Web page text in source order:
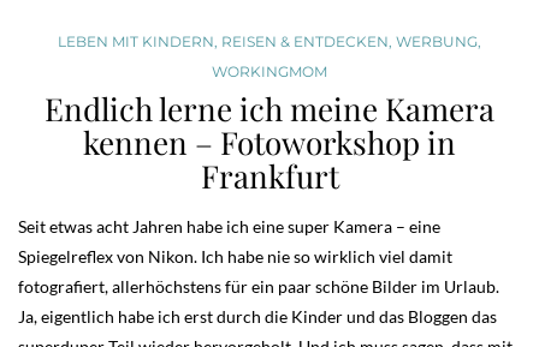
LEBEN MIT KINDERN, REISEN & ENTDECKEN, WERBUNG,
WORKINGMOM
Endlich lerne ich meine Kamera
kennen – Fotoworkshop in
Frankfurt
Seit etwas acht Jahren habe ich eine super Kamera – eine
Spiegelreflex von Nikon. Ich habe nie so wirklich viel damit
fotografiert, allerhöchstens für ein paar schöne Bilder im Urlaub.
Ja, eigentlich habe ich erst durch die Kinder und das Bloggen das